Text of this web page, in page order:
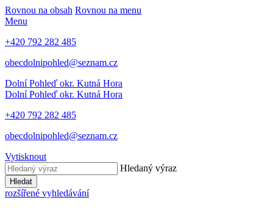
Rovnou na obsah Rovnou na menu
Menu
+420 792 282 485
obecdolnipohled@seznam.cz
Dolní Pohleď okr. Kutná Hora
Dolní Pohleď okr. Kutná Hora
+420 792 282 485
obecdolnipohled@seznam.cz
Vytisknout
Hledaný výraz
Hledat
rozšířené vyhledávání